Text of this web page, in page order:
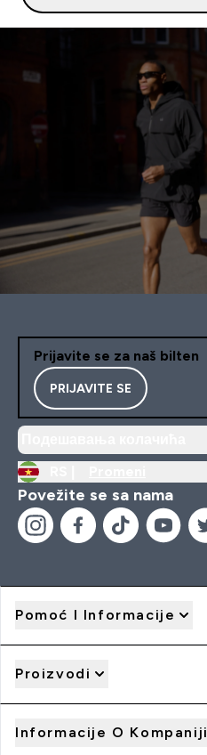
Prijavite se za naš bilten
PRIJAVITE SE
Povežite se sa nama
Pomoć I Informacije
Proizvodi
Informacije O Kompaniji